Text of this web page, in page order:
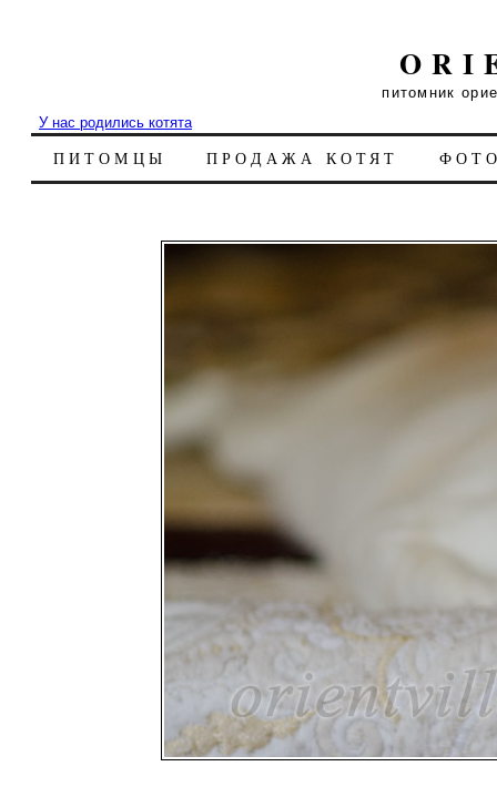
питомник
У нас родились котята
ПИТОМЦЫ ПРОДАЖА КОТЯТ